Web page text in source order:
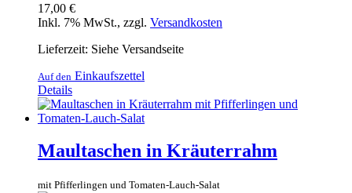
17,00 €
Inkl. 7% MwSt., zzgl. Versandkosten
Lieferzeit: Siehe Versandseite
Auf den Einkaufszettel
Details
Maultaschen in Kräuterrahm
mit Pfifferlingen und Tomaten-Lauch-Salat